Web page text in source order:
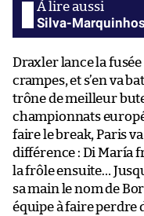
Silva-
Draxler lance la
crampes, et s’en va
trône de meilleur
championnats
faire le break, Paris
différence : Di María
la frôle ensuite…
sa main le nom de
équipe à faire perdre